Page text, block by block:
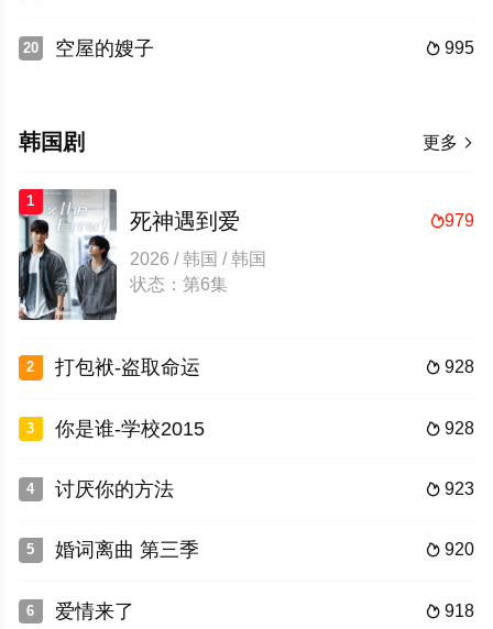
20  995
空屋的嫂子
更多 
韩国剧
1
979
死神遇到爱
2026 / 韩国 / 韩国
状态：第6集
2  928
打包袱-盗取命运
3  928
你是谁-学校2015
4  923
讨厌你的方法
5  920
婚词离曲 第三季
6  918
爱情来了